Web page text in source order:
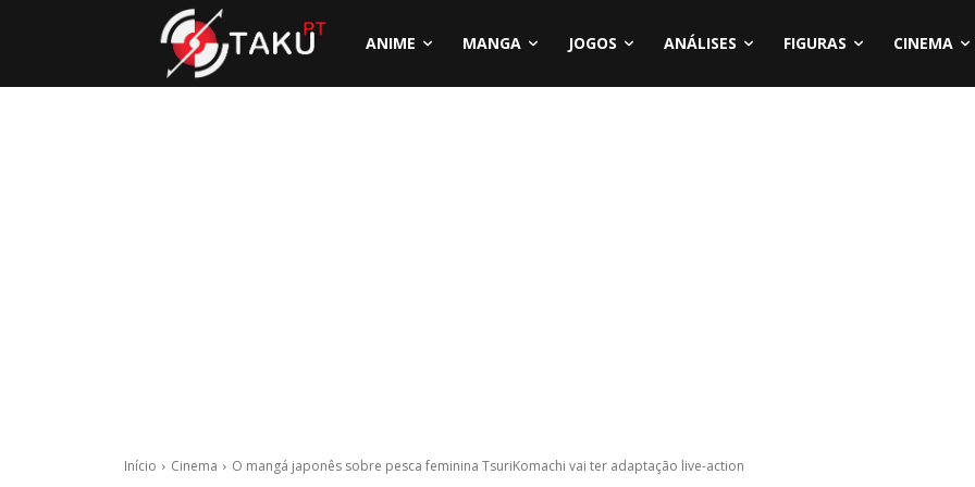
ANIME MANGA JOGOS ANÁLISES FIGURAS CINEMA
Início Cinema O mangá japonês sobre pesca feminina TsuriKomachi vai ter adaptação live-action